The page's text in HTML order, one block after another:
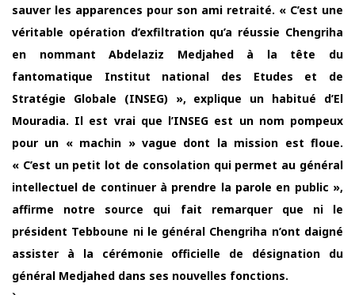
sauver les apparences pour son ami retraité. « C’est une
véritable opération d’exfiltration qu’a réussie Chengriha
en nommant Abdelaziz Medjahed à la tête du
fantomatique Institut national des Etudes et de
Stratégie Globale (INSEG) », explique un habitué d’El
Mouradia. Il est vrai que l’INSEG est un nom pompeux
pour un « machin » vague dont la mission est floue.
« C’est un petit lot de consolation qui permet au général
intellectuel de continuer à prendre la parole en public »,
affirme notre source qui fait remarquer que ni le
président Tebboune ni le général Chengriha n’ont daigné
assister à la cérémonie officielle de désignation du
général Medjahed dans ses nouvelles fonctions.